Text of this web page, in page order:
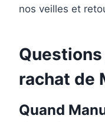
nos veilles et
rachat de
Quand